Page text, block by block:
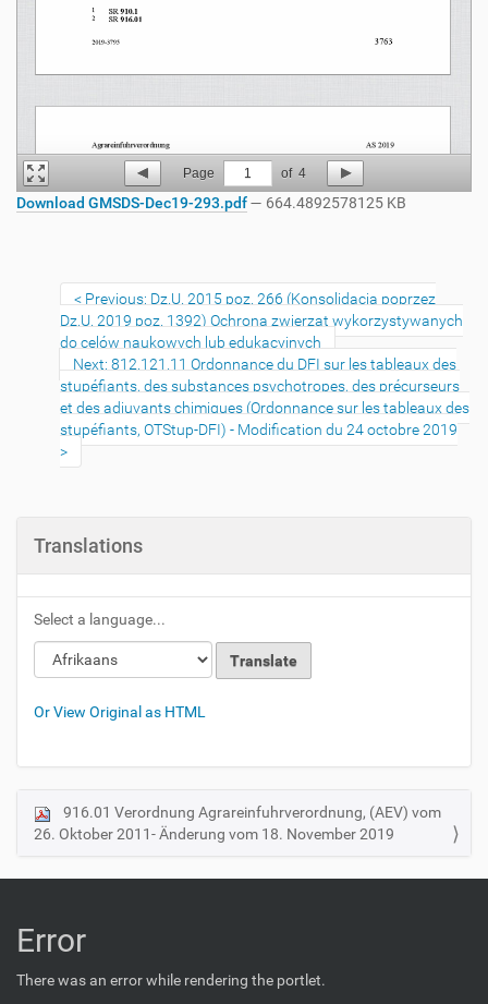
Page 1 of 4
Download GMSDS-Dec19-293.pdf— 664.4892578125 KB
Previous: Dz.U. 2015 poz. 266 (Konsolidacja poprzez
Dz.U. 2019 poz. 1392) Ochrona zwierząt wykorzystywanych
do celów naukowych lub edukacyjnych
Next: 812.121.11 Ordonnance du DFI sur les tableaux des
stupéfiants, des substances psychotropes, des précurseurs
et des adjuvants chimiques (Ordonnance sur les tableaux des
stupéfiants, OTStup-DFI) - Modification du 24 octobre 2019
Translations
Select a language...
Or View Original as HTML
N
a
g
a
t
916.01 Verordnung Agrareinfuhrverordnung, (AEV) vom
26. Oktober 2011- Änderung vom 18. November 2019
Error
There was an error while rendering the portlet.